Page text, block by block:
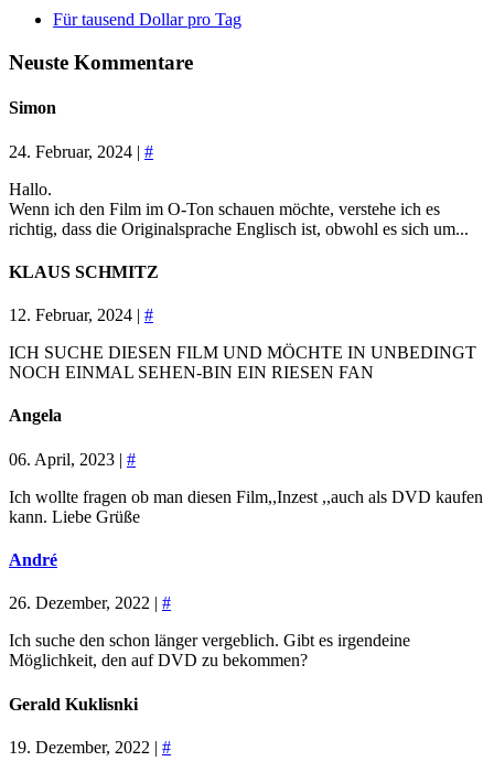
Für tausend Dollar pro Tag
Neuste Kommentare
Simon
24. Februar, 2024 | #
Hallo.
Wenn ich den Film im O-Ton schauen möchte, verstehe ich es
richtig, dass die Originalsprache Englisch ist, obwohl es sich um...
KLAUS SCHMITZ
12. Februar, 2024 | #
ICH SUCHE DIESEN FILM UND MÖCHTE IN UNBEDINGT
NOCH EINMAL SEHEN-BIN EIN RIESEN FAN
Angela
06. April, 2023 | #
Ich wollte fragen ob man diesen Film,,Inzest ,,auch als DVD kaufen
kann. Liebe Grüße
André
26. Dezember, 2022 | #
Ich suche den schon länger vergeblich. Gibt es irgendeine
Möglichkeit, den auf DVD zu bekommen?
Gerald Kuklisnki
19. Dezember, 2022 | #